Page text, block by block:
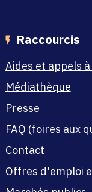
Raccourcis
Aides et appels
Médiathèque
Presse
FAQ (foires aux
Contact
Offres d'emploi